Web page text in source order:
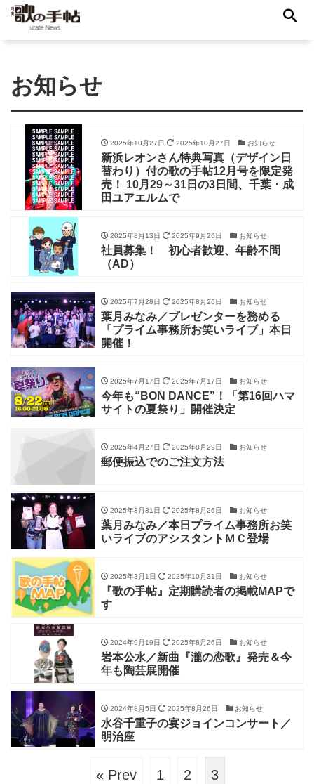
お知らせ
2025年10月27日 2025年10月27日 お知らせ
新浜レオンさん特典写真（デザイン日
替わり）付の歌の手帖12月号を限定発
売！ 10月29～31日の3日間、千葉・成
田ユアエルムで
2025年8月13日 2025年9月26日 お知らせ
社員募集！ 初心者歓迎、年齢不問
（AD）
2025年7月28日 2025年8月26日 お知らせ
葉月みなみ／プレゼンターを務める
「プライム事務所お笑いライブ」本日
開催！
2025年7月17日 2025年7月17日 お知らせ
今年も“BON DANCE”！「第16回ハマ
サイトの夏祭り」開催決定
2025年4月27日 2025年8月29日 お知らせ
郵便振込でのご注文方法
2025年3月31日 2025年8月26日 お知らせ
葉月みなみ／本日プライム事務所お笑
いライブのアシスタントＭＣ登場
2025年3月1日 2025年10月31日 お知らせ
『歌の手帖』定期購読者の掲載MAPで
す
2024年9月19日 2025年8月26日 お知らせ
岩本公水／新曲『瀧の恋歌』発売＆今
年も陶芸展開催
2024年8月5日 2025年8月26日 お知らせ
水谷千重子の宴ジョインコンサート／
明治座
« Prev 1 2 3